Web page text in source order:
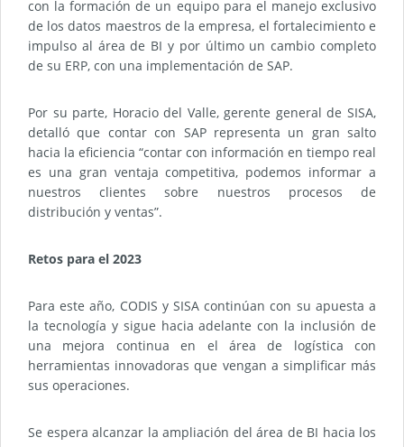
con la formación de un equipo para el manejo exclusivo
de los datos maestros de la empresa, el fortalecimiento e
impulso al área de BI y por último un cambio completo
de su ERP, con una implementación de SAP.
Por su parte, Horacio del Valle, gerente general de SISA,
detalló que contar con SAP representa un gran salto
hacia la eficiencia “contar con información en tiempo real
es una gran ventaja competitiva, podemos informar a
nuestros clientes sobre nuestros procesos de
distribución y ventas”.
Retos para el 2023
Para este año, CODIS y SISA continúan con su apuesta a
la tecnología y sigue hacia adelante con la inclusión de
una mejora continua en el área de logística con
herramientas innovadoras que vengan a simplificar más
sus operaciones.
Se espera alcanzar la ampliación del área de BI hacia los